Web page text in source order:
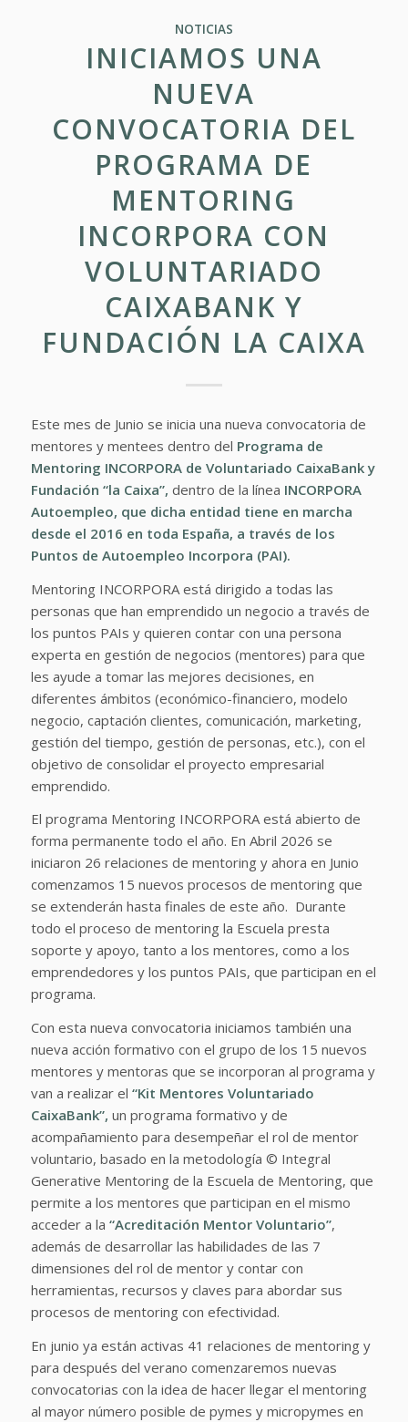
NOTICIAS
INICIAMOS UNA
NUEVA
CONVOCATORIA DEL
PROGRAMA DE
MENTORING
INCORPORA CON
VOLUNTARIADO
CAIXABANK Y
FUNDACIÓN LA CAIXA
Este mes de Junio se inicia una nueva convocatoria de
mentores y mentees dentro del Programa de
Mentoring INCORPORA de Voluntariado CaixaBanky
Fundación “la Caixa”, dentro de la línea INCORPORA
Autoempleo, que dicha entidad tiene en marcha
desde el 2016 en toda España, a través de los
Puntos de Autoempleo Incorpora (PAI).
Mentoring INCORPORA está dirigido a todas las
personas que han emprendido un negocio a través de
los puntos PAIs y quieren contar con una persona
experta en gestión de negocios (mentores) para que
les ayude a tomar las mejores decisiones, en
diferentes ámbitos (económico-financiero, modelo
negocio, captación clientes, comunicación, marketing,
gestión del tiempo, gestión de personas, etc.), con el
objetivo de consolidar el proyecto empresarial
emprendido.
El programa Mentoring INCORPORA está abierto de
forma permanente todo el año. En Abril 2026 se
iniciaron 26 relaciones de mentoring y ahora en Junio
comenzamos 15 nuevos procesos de mentoring que
se extenderán hasta finales de este año. Durante
todo el proceso de mentoring la Escuela presta
soporte y apoyo, tanto a los mentores, como a los
emprendedores y los puntos PAIs, que participan en el
programa.
Con esta nueva convocatoria iniciamos también una
nueva acción formativo con el grupo de los 15 nuevos
mentores y mentoras que se incorporan al programa y
van a realizar el “Kit Mentores Voluntariado
CaixaBank”, un programa formativo y de
acompañamiento para desempeñar el rol de mentor
voluntario, basado en la metodología © Integral
Generative Mentoring de la Escuela de Mentoring, que
permite a los mentores que participan en el mismo
acceder a la “Acreditación Mentor Voluntario”,
además de desarrollar las habilidades de las 7
dimensiones del rol de mentor y contar con
herramientas, recursos y claves para abordar sus
procesos de mentoring con efectividad.
En junio ya están activas 41 relaciones de mentoring y
para después del verano comenzaremos nuevas
convocatorias con la idea de hacer llegar el mentoring
al mayor número posible de pymes y micropymes en